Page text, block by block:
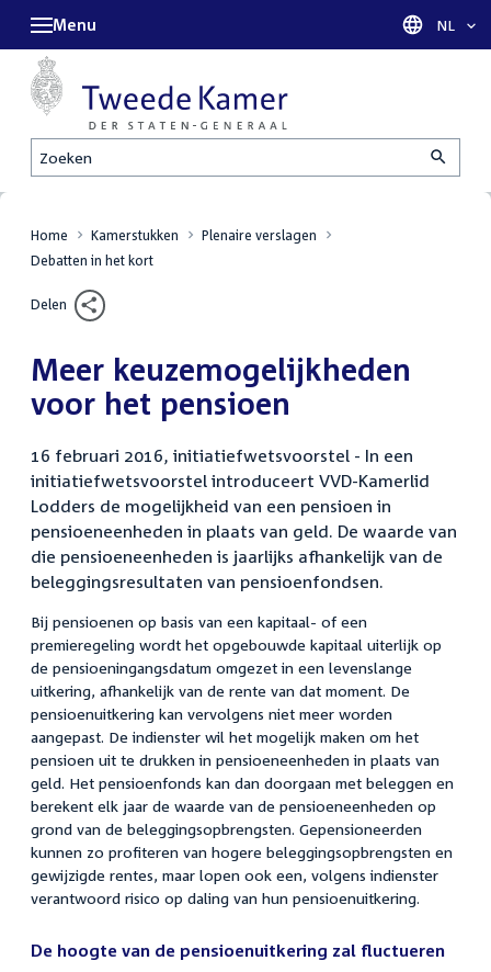
Zoeken
Menu Taal
NL
Home Kamerstukken
Plenaire verslagen
Debatten in het kort
Delen
Meer keuzemogelijkheden
voor het pensioen
16 februari 2016, initiatiefwetsvoorstel - In een
initiatiefwetsvoorstel introduceert VVD-Kamerlid
Lodders de mogelijkheid van een pensioen in
pensioeneenheden in plaats van geld. De waarde van
die pensioeneenheden is jaarlijks afhankelijk van de
beleggingsresultaten van pensioenfondsen.
Bij pensioenen op basis van een kapitaal- of een
premieregeling wordt het opgebouwde kapitaal uiterlijk op
de pensioeningangsdatum omgezet in een levenslange
uitkering, afhankelijk van de rente van dat moment. De
pensioenuitkering kan vervolgens niet meer worden
aangepast. De indienster wil het mogelijk maken om het
pensioen uit te drukken in pensioeneenheden in plaats van
geld. Het pensioenfonds kan dan doorgaan met beleggen en
berekent elk jaar de waarde van de pensioeneenheden op
grond van de beleggingsopbrengsten. Gepensioneerden
kunnen zo profiteren van hogere beleggingsopbrengsten en
gewijzigde rentes, maar lopen ook een, volgens indienster
verantwoord risico op daling van hun pensioenuitkering.
De hoogte van de pensioenuitkering zal fluctueren